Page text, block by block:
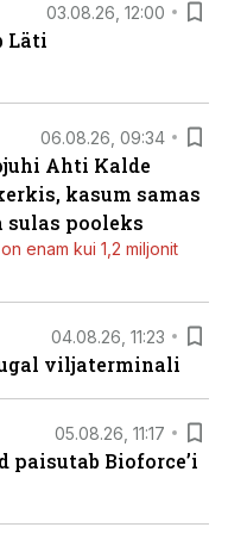
03.08.26, 12:00
Läti
06.08.26, 09:34
Ahti Kalde
kasum samas
pooleks
enam kui 1,2 miljonit
04.08.26, 11:23
viljaterminali
05.08.26, 11:17
paisutab Bioforce’i